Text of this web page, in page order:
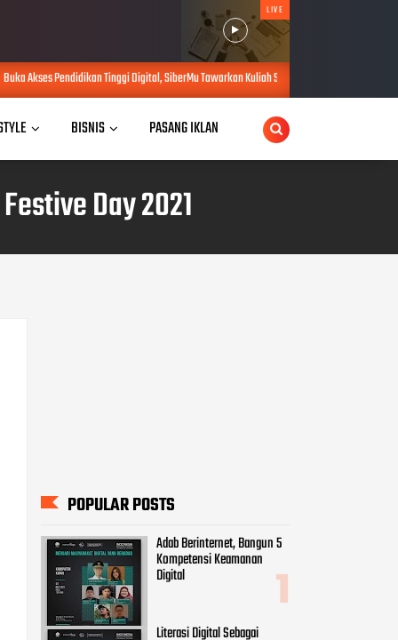
LIVE
Digital, SiberMu Tawarkan Kuliah S1 100 Persen Daring Bebas Biaya Pendaftaran
BISNIS PASANG IKLAN
Day 2021
POPULAR POSTS
Adab Berinternet, Bangun 5
Kompetensi Keamanan
Digital
Literasi Digital Sebagai